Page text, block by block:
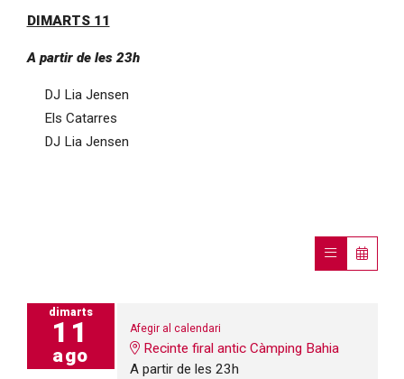
DIMARTS 11
A partir de les 23h
DJ Lia Jensen
Els Catarres
DJ Lia Jensen
dimarts
11
ago
Afegir al calendari
Recinte firal antic Càmping Bahia
A partir de les 23h